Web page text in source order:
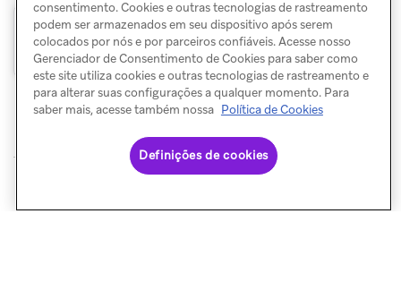
Perguntas frequentes
© Braze. All Rights Reserved Privacy Policy
consentimento. Cookies e outras tecnologias de rastreamento
podem ser armazenados em seu dispositivo após serem
colocados por nós e por parceiros confiáveis. Acesse nosso
Gerenciador de Consentimento de Cookies para saber como
este site utiliza cookies e outras tecnologias de rastreamento e
para alterar suas configurações a qualquer momento. Para
saber mais, acesse também nossa Política de Cookies
Definições de cookies